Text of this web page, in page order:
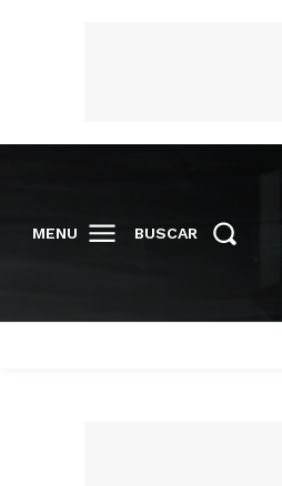
MENU BUSCAR